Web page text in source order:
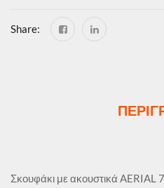
Share:
Σκουφάκι με ακουστικά AERIAL